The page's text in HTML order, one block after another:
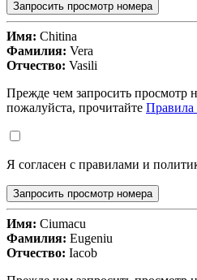
Запросить просмотр номера
Имя: Chitina
Фамилия: Vera
Отчество: Vasili
Прежде чем запросить просмотр
пожалуйста, прочитайте Правила
Я согласен с правилами и
Запросить просмотр номера
Имя: Ciumacu
Фамилия: Eugeniu
Отчество: Iacob